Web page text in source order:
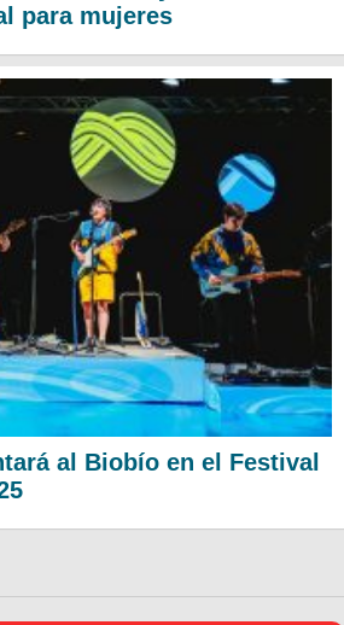
para mujeres
al Biobío en el Festival